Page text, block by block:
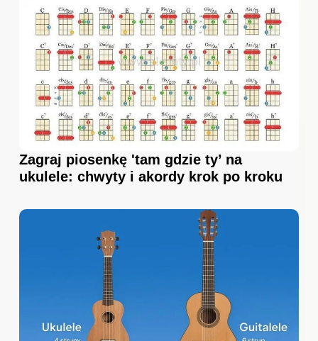
Zagraj piosenkę 'tam gdzie ty’ na
ukulele: chwyty i akordy krok po kroku